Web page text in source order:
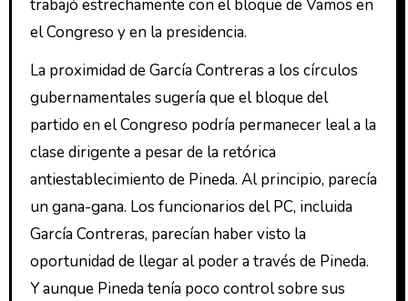
trabajó estrechamente con el bloque de Vamos en
el Congreso y en la presidencia.
La proximidad de García Contreras a los círculos
gubernamentales sugería que el bloque del
partido en el Congreso podría permanecer leal a la
clase dirigente a pesar de la retórica
antiestablecimiento de Pineda. Al principio, parecía
un gana-gana. Los funcionarios del PC, incluida
García Contreras, parecían haber visto la
oportunidad de llegar al poder a través de Pineda.
Y aunque Pineda tenía poco control sobre sus